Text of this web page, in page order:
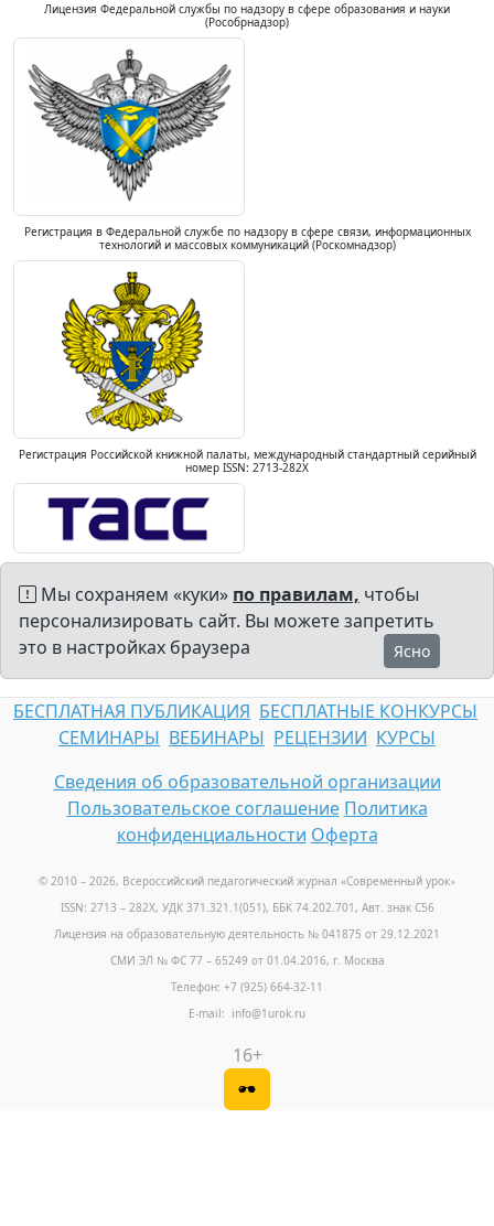
Лицензия Федеральной службы по надзору в сфере образования и науки
(Рособрнадзор)
Регистрация в Федеральной службе по надзору в сфере связи, информационных
технологий и массовых коммуникаций (Роскомнадзор)
Регистрация Российской книжной палаты, международный стандартный серийный
номер ISSN: 2713-282X
Мы сохраняем «куки» по правилам, чтобы
персонализировать сайт. Вы можете запретить
это в настройках браузера
Ясно
БЕСПЛАТНАЯ ПУБЛИКАЦИЯ БЕСПЛАТНЫЕ КОНКУРСЫ
СЕМИНАРЫ ВЕБИНАРЫ РЕЦЕНЗИИ КУРСЫ
Сведения об образовательной организации
Пользовательское соглашение Политика
конфиденциальности Оферта
© 2010 – 2026, Всероссийский педагогический журнал «Современный урок»
ISSN: 2713 – 282X, УДК 371.321.1(051), ББК 74.202.701, Авт. знак С56
Лицензия на образовательную деятельность № 041875 от 29.12.2021
СМИ ЭЛ № ФС 77 – 65249 от 01.04.2016, г. Москва
Телефон: +7 (925) 664-32-11
E-mail: info@1urok.ru
16+